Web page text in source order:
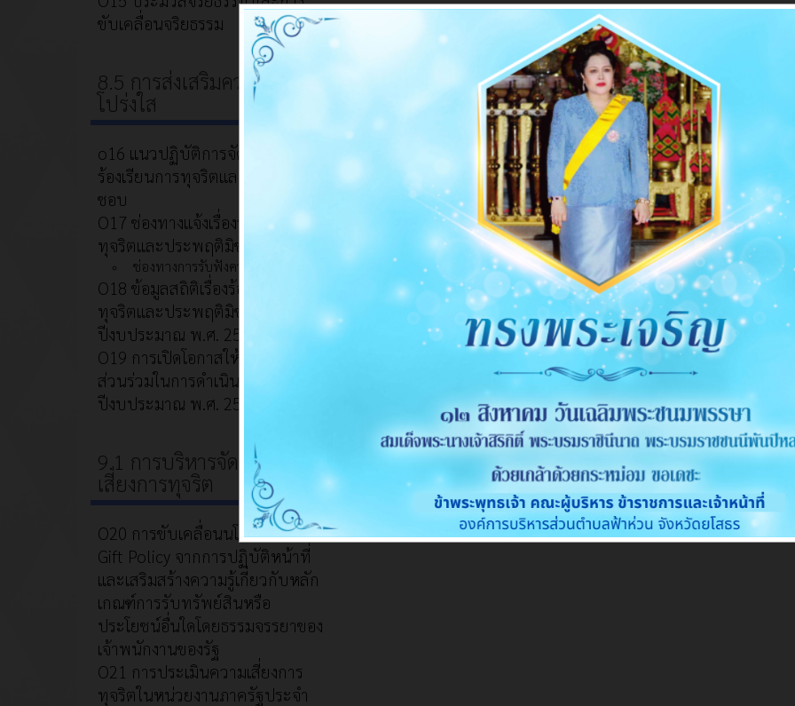
ขับเคลื่อนจริยธรรม
8.5 การส่งเสริมความ
โปร่งใส
o16 แนวปฏิบัติการจัดการเรื่อง
ร้องเรียนการทุจริตและประพฤติมิ
ชอบ
O17 ช่องทางแจ้งเรื่องร้องเรียนการ
ทุจริตและประพฤติมิชอบ
ช่องทางการรับฟังความคิดเห็น
O18 ข้อมูลสถิติเรื่องร้องเรียนการ
ทุจริตและประพฤติมิชอบประจำ
ปีงบประมาณ พ.ศ. 2568
O19 การเปิดโอกาสให้เกิดการมี
ส่วนร่วมในการดำเนินงาน
ปีงบประมาณ พ.ศ. 2569
9.1 การบริหารจัดการความ
เสี่ยงการทุจริต
O20 การขับเคลื่อนนโยบาย No
Gift Policy จากการปฏิบัติหน้าที่
และเสริมสร้างความรู้เกี่ยวกับหลัก
เกณฑ์การรับทรัพย์สินหรือ
ประโยชน์อื่นใดโดยธรรมจรรยาของ
เจ้าพนักงานของรัฐ
O21 การประเมินความเสี่ยงการ
ทุจริตในหน่วยงานภาครัฐประจำ